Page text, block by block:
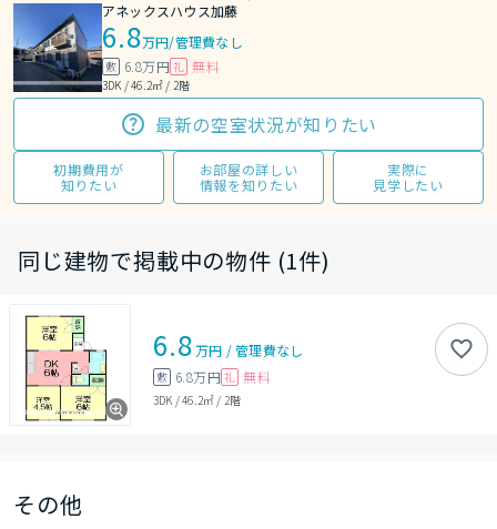
アネックスハウス加藤
6.8万円/管理費なし
敷 6.8万円 礼 無料
3DK / 46.2㎡ / 2階
最新の空室状況が知りたい
初期費用が
知りたい
お部屋の詳しい
情報を知りたい
実際に
見学したい
同じ建物で掲載中の物件 (1件)
6.8万円 /管理費なし
敷 6.8万円 礼 無料
3DK /46.2㎡ / 2階
その他